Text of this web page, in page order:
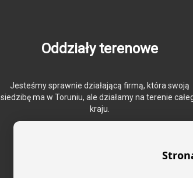
Oddziały terenowe
Jesteśmy sprawnie działającą firmą, która swoją
siedzibę ma w Toruniu, ale działamy na terenie
kraju.